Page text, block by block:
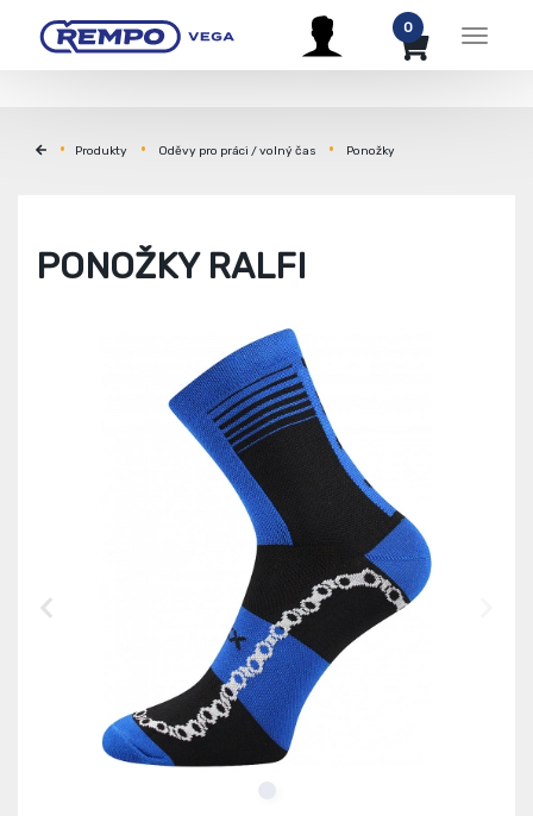
Menu
0
Produkty Oděvy pro práci / volný čas Ponožky
PONOŽKY RALFI